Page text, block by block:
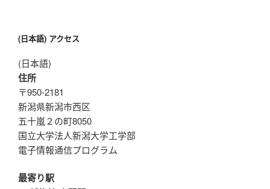
(日本語) アクセス
(日本語)
住所
〒950-2181
新潟県新潟市西区
五十嵐２の町8050
国立大学法人新潟大学工学部
電子情報通信プログラム
最寄り駅